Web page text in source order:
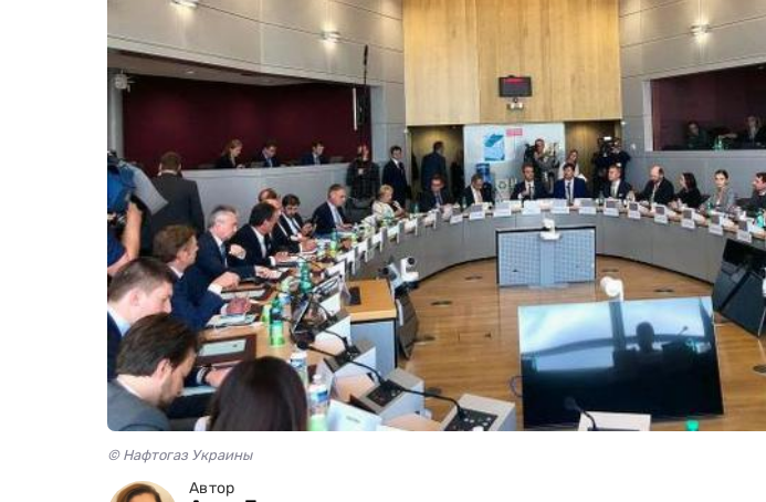
© Нафтогаз Украины
Автор